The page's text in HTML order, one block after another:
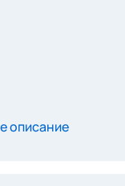
описание